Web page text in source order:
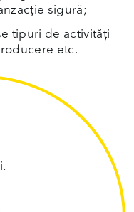
sigură;
tipuri de activități
etc.